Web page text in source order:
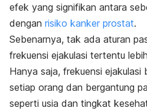
efek yang signifikan antara
dengan risiko kanker prostat.
Sebenarnya, tak ada aturan
frekuensi ejakulasi tertentu
Hanya saja, frekuensi
setiap orang dan bergantung
seperti usia dan tingkat